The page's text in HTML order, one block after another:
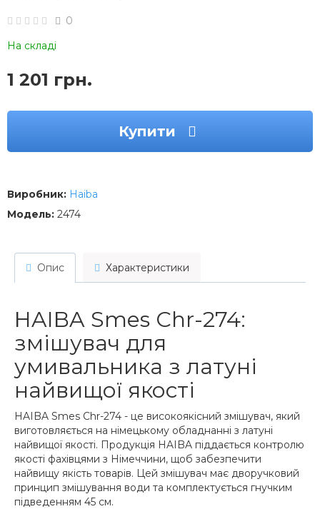
0
На складі
1 201 грн.
Купити
Виробник: Haiba
Модель: 2474
Опис Характеристики
HAIBA Smes Chr-274:
змішувач для
умивальника з латуні
найвищої якості
HAIBA Smes Chr-274 - це високоякісний змішувач, який
виготовляється на німецькому обладнанні з латуні
найвищої якості. Продукція HAIBA піддається контролю
якості фахівцями з Німеччини, щоб забезпечити
найвищу якість товарів. Цей змішувач має дворучковий
принцип змішування води та комплектується гнучким
підведенням 45 см.